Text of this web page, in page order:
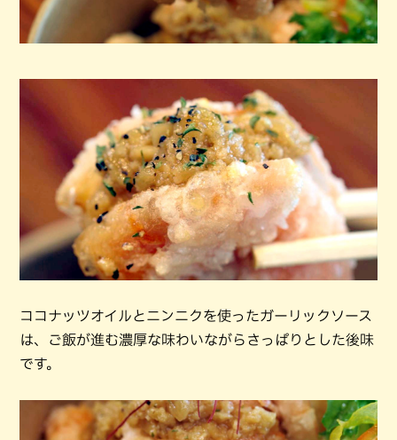
ココナッツオイルとニンニクを使ったガーリックソース
は、ご飯が進む濃厚な味わいながらさっぱりとした後味
です。